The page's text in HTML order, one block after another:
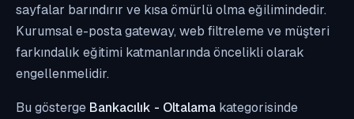
sayfalar barındırır ve kısa ömürlü olma eğilimindedir.
Kurumsal e-posta gateway, web filtreleme ve müşteri
farkındalık eğitimi katmanlarında öncelikli olarak
engellenmelidir.
Bu gösterge Bankacılık - Oltalama kategorisinde